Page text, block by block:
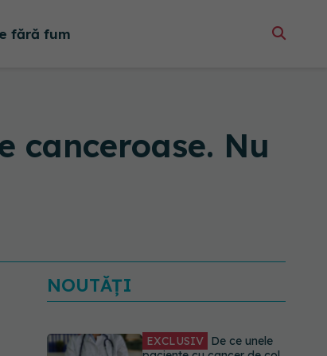
fără fum
canceroase. Nu
NOUTĂȚI
EXCLUSIV De ce unele